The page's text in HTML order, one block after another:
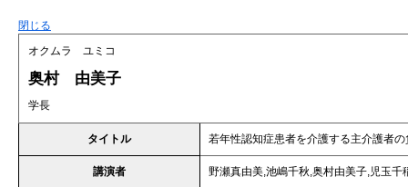
閉じる
オクムラ ユミコ
奥村 由美子
学長
タイトル 若年性認知症患者を介護する主介護者
講演者 野瀬真由美,池嶋千秋,奥村由美子,児玉千